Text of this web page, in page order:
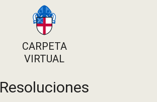
CARPETA
VIRTUAL
Resoluciones